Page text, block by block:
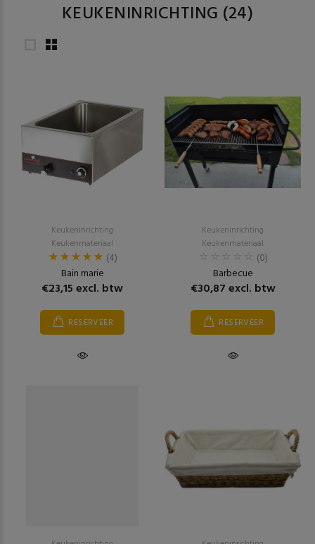
KEUKENINRICHTING (24)
Keukeninrichting
Keukenmateriaal
(4)
Bain marie
€23,15 excl. btw
RESERVEER
Keukeninrichting
Keukenmateriaal
(0)
Barbecue
€30,87 excl. btw
RESERVEER